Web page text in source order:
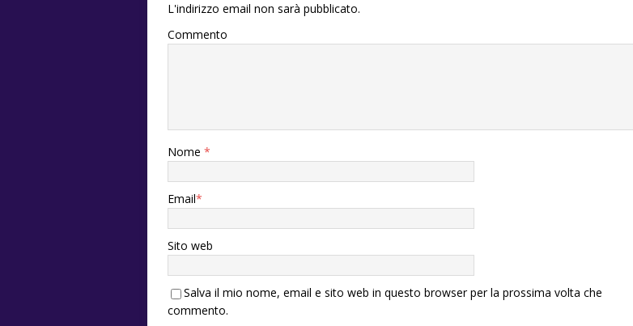
L'indirizzo email non sarà pubblicato.
Commento
Nome *
Email*
Sito web
Salva il mio nome, email e sito web in questo browser per la prossima volta che
commento.